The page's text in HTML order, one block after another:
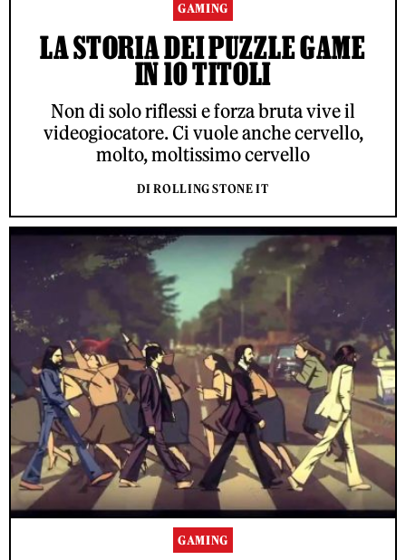
GAMING
LA STORIA DEI PUZZLE GAME
IN 10 TITOLI
Non di solo riflessi e forza bruta vive il
videogiocatore. Ci vuole anche cervello,
molto, moltissimo cervello
DI ROLLING STONE IT
GAMING